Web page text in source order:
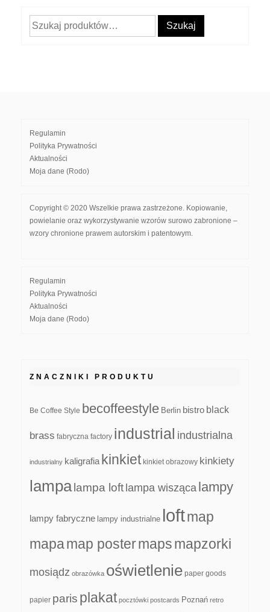
Szukaj: Szukaj
Regulamin
Polityka Prywatności
Aktualności
Moja dane (Rodo)
Copyright © 2020 Wszelkie prawa zastrzeżone. Kopiowanie,
powielanie oraz wykorzystywanie wzorów surowo zabronione –
wzory chronione prawem autorskim i patentowym.
Regulamin
Polityka Prywatności
Aktualności
Moja dane (Rodo)
ZNACZNIKI PRODUKTU
Be Coffee Style becoffeestyle Berlin bistro black
brass fabryczna factory industrial industrialna
industrialny kaligrafia kinkiet kinkiet obrazowy kinkiety
lampa lampa loft lampa wisząca lampy
lampy fabryczne lampy industrialne loftmap
mapamap postermapsmapzorki
mosiądz obrazówka oświetlenie paper goods
papier paris plakat pocztówki postcards Poznań retro